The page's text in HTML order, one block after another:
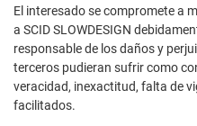
El interesado se compromete a
a SCID SLOWDESIGN
responsable de los daños y
terceros pudieran sufrir como
veracidad, inexactitud, falta de
facilitados.